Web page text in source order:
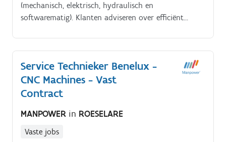
(mechanisch, elektrisch, hydraulisch en
softwarematig). Klanten adviseren over efficiënt
Service Technieker Benelux -
CNC Machines - Vast
Contract
MANPOWER in ROESELARE
Vaste jobs